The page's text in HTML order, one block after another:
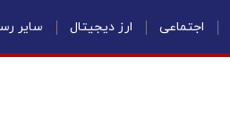
اجتماعی ارز دیجیتال سایر